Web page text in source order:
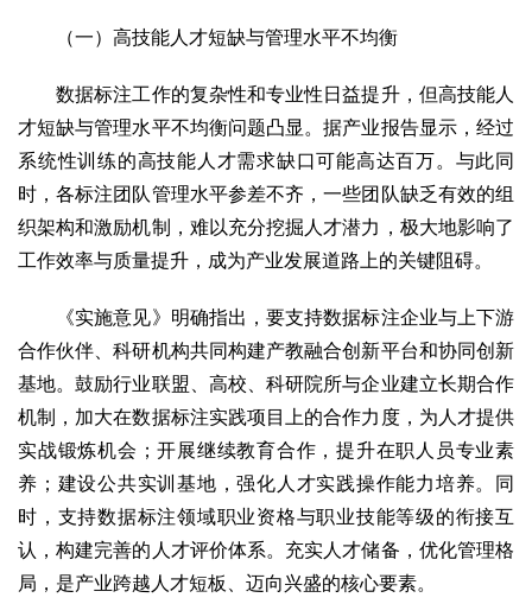
（一）高技能人才短缺与管理水平不均衡
数据标注工作的复杂性和专业性日益提升，但高技能人
才短缺与管理水平不均衡问题凸显。据产业报告显示，经过
系统性训练的高技能人才需求缺口可能高达百万。与此同
时，各标注团队管理水平参差不齐，一些团队缺乏有效的组
织架构和激励机制，难以充分挖掘人才潜力，极大地影响了
工作效率与质量提升，成为产业发展道路上的关键阻碍。
《实施意见》明确指出，要支持数据标注企业与上下游
合作伙伴、科研机构共同构建产教融合创新平台和协同创新
基地。鼓励行业联盟、高校、科研院所与企业建立长期合作
机制，加大在数据标注实践项目上的合作力度，为人才提供
实战锻炼机会；开展继续教育合作，提升在职人员专业素
养；建设公共实训基地，强化人才实践操作能力培养。同
时，支持数据标注领域职业资格与职业技能等级的衔接互
认，构建完善的人才评价体系。充实人才储备，优化管理格
局，是产业跨越人才短板、迈向兴盛的核心要素。